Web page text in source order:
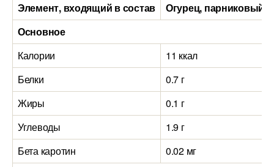
Элемент, входящий в состав
Огурец, парниковый
Основное
Калории
11 ккал
Белки
0.7 г
Жиры
0.1 г
Углеводы
1.9 г
Бета каротин
0.02 мг